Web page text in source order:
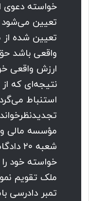
خواسته دعوی
تعیین می‌شود
تعیین شده
واقعی باشد
ارزش واقعی
استنباط
مؤسسه مالی و
شعبه
خواسته خود
ملک تقویم
تمبر دادرسی